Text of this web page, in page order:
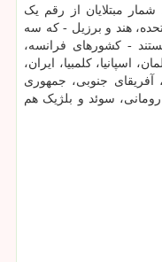
هم اکنون در ۲۸ کشور، شمار مبتلایان از رقم یک
هند و برزیل - که سه
- کشورهای فرانسه،
اسپانیا، کلمبیا، ایران،
آفریقای جنوبی، جمهوری
رومانی، سوئد و بلژیک هم